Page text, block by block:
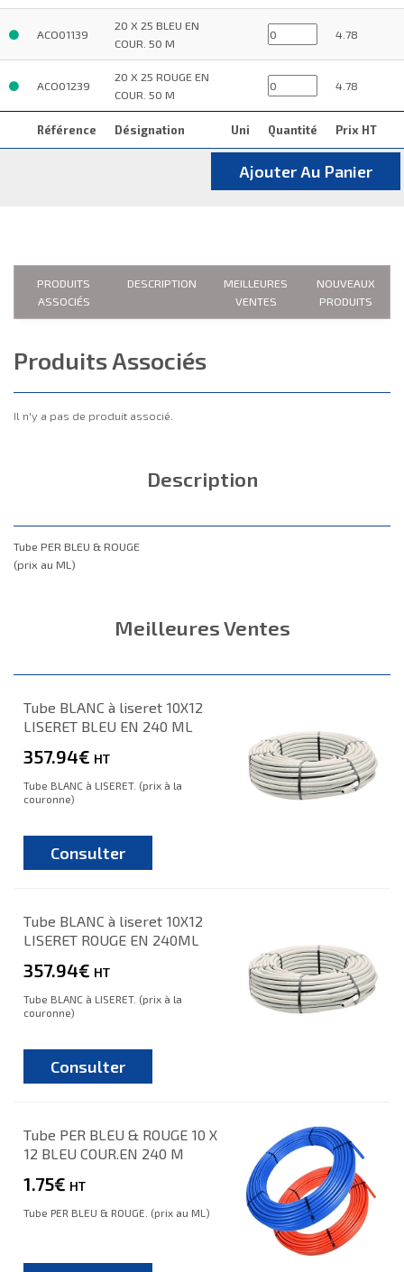
Référence Désignation Uni Quantité Prix HT
ACO01139
20 X 25 BLEU EN
COUR. 50 M
4.78
ACO01239
20 X 25 ROUGE EN
COUR. 50 M
4.78
Ajouter Au Panier
PRODUITS
ASSOCIÉS
DESCRIPTION
MEILLEURES
VENTES
NOUVEAUX
PRODUITS
Produits Associés
Il n'y a pas de produit associé.
Description
Tube PER BLEU & ROUGE
(prix au ML)
Meilleures Ventes
Tube BLANC à liseret 10X12
LISERET BLEU EN 240 ML
357.94€ HT
Tube BLANC à LISERET. (prix à la
couronne)
Consulter
Tube BLANC à liseret 10X12
LISERET ROUGE EN 240ML
357.94€ HT
Tube BLANC à LISERET. (prix à la
couronne)
Consulter
Tube PER BLEU & ROUGE 10 X
12 BLEU COUR.EN 240 M
1.75€ HT
Tube PER BLEU & ROUGE. (prix au ML)